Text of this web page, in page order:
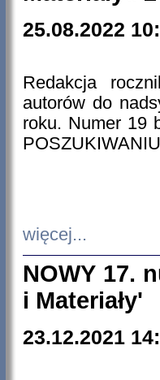
25.08.2022
Redakcja
autorów do
roku. Numer 19
więcej...
NOWY 17.
i Materiały'
23.12.2021